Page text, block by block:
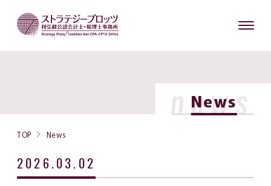
news
News
TOP News
2026.03.02